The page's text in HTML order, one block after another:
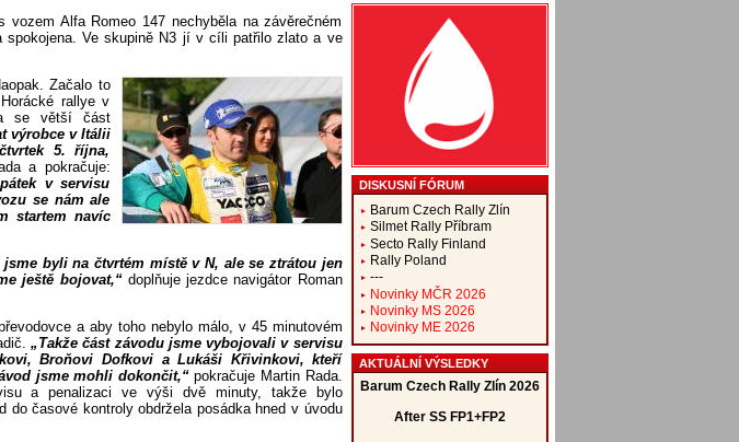
Alfa Romeo 147 nechyběla na závěrečném
Ve skupině N3 jí v cíli patřilo zlato a ve
Začalo to
rallye v
se větší část
výrobce v Itálii
5. října,
a pokračuje:
v servisu
se nám ale
startem navíc
byli na čtvrtém místě v N, ale se ztrátou jen
ještě bojovat,“doplňuje jezdce navigátor Roman
a aby toho nebylo málo, v 45 minutovém
„Takže část závodu jsme vybojovali v servisu
Broňovi Dofkovi a Lukáši Křivinkovi, kteří
jsme mohli dokončit,“pokračuje Martin Rada.
a penalizaci ve výši dvě minuty, takže bylo
do časové kontroly obdržela posádka hned v úvodu
DISKUSNÍ FÓRUM
Barum Czech Rally Zlín
Silmet Rally Příbram
Secto Rally Finland
Rally Poland
---
Novinky MČR 2026
Novinky MS 2026
Novinky ME 2026
AKTUÁLNÍ VÝSLEDKY